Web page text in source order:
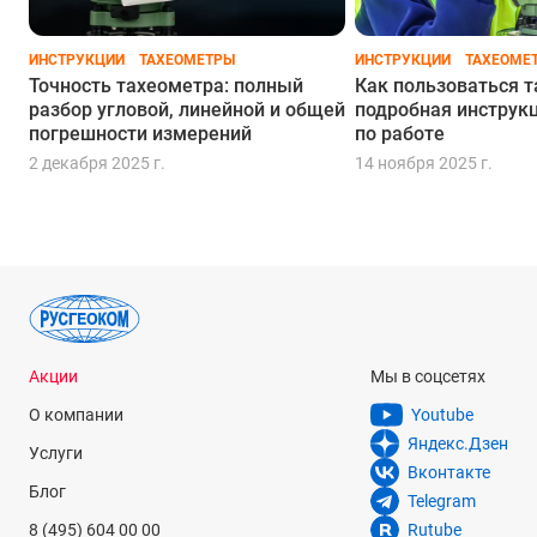
С точностью 5" и закрепительными винтами
С точностью 7" и бесконечными винтами
ИНСТРУКЦИИ ТАХЕОМЕТРЫ
Точность тахеометра: полный
разбор угловой, линейной и общей
погрешности измерений
2 декабря 2025 г.
ИНСТРУКЦИИ
Как пользоваться
подробная
по работе
14 ноября 2025 г.
Акции
О компании
Услуги
Блог
8 (495) 604 00 00
Мы в соцсетях
Youtube
Яндекс.Дзен
Вконтакте
Telegram
Rutube